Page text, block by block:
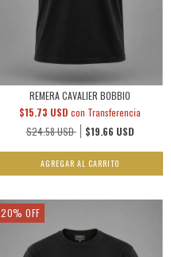
REMERA CAVALIER BOBBIO
$24.58 USD $19.66 USD
$15.73 USD con Transferencia
AGREGAR AL CARRITO
20% OFF